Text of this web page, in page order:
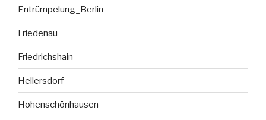
Entrümpelung_Berlin
Friedenau
Friedrichshain
Hellersdorf
Hohenschönhausen